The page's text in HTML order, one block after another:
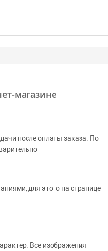
магазине
после оплаты заказа. По
для этого на странице
Все изображения